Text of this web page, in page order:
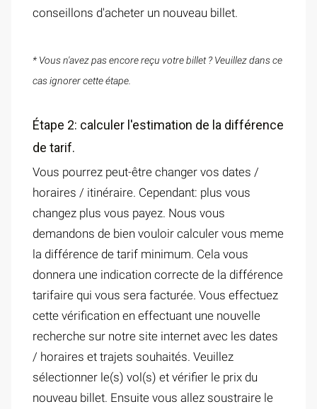
conseillons d'acheter un nouveau billet.
* Vous n'avez pas encore reçu votre billet ? Veuillez dans ce
cas ignorer cette étape.
Étape 2: calculer l'estimation de la différence
de tarif.
Vous pourrez peut-être changer vos dates /
horaires / itinéraire. Cependant: plus vous
changez plus vous payez. Nous vous
demandons de bien vouloir calculer vous meme
la différence de tarif minimum. Cela vous
donnera une indication correcte de la différence
tarifaire qui vous sera facturée. Vous effectuez
cette vérification en effectuant une nouvelle
recherche sur notre site internet avec les dates
/ horaires et trajets souhaités. Veuillez
sélectionner le(s) vol(s) et vérifier le prix du
nouveau billet. Ensuite vous allez soustraire le